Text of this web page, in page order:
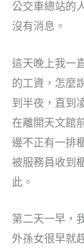
公交車總站的
沒有消息。
這天晚上我一
的工資，怎麼
到半夜，直到
在離開天文館
邊不正有一排
被服務員收到
此。
第二天一早，
外孫女很早就